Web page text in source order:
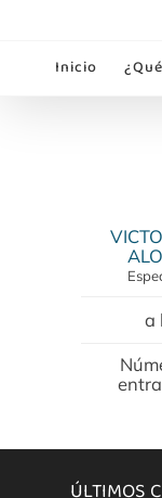
contenidoInicio
a